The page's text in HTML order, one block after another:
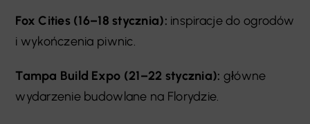
Fox Cities (16–18 stycznia): inspiracje do ogrodów
i wykończenia piwnic.
Tampa Build Expo (21–22 stycznia): główne
wydarzenie budowlane na Florydzie.